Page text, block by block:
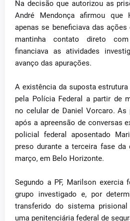
Na decisão que autorizou as
André Mendonça afirmou que
apenas se beneficiava das
mantinha contato direto
financiava as atividades
avanço das apurações.
A existência da suposta
pela Polícia Federal a partir de
no celular de Daniel Vorcaro.
após a apreensão de conversas
policial federal aposentado
preso durante a terceira fase da
março, em Belo Horizonte.
Segundo a PF, Marilson exercia
grupo investigado e, por
transferido do sistema
uma penitenciária federal de